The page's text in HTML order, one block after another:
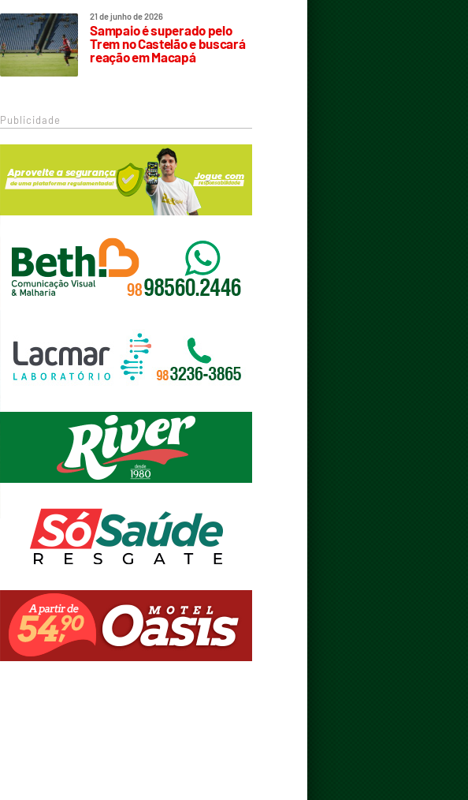
21 de junho de 2026
Sampaio é superado pelo
Trem no Castelão e buscará
reação em Macapá
Publicidade